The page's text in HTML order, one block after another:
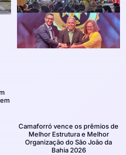
Camaforró vence os prêmios de
Melhor Estrutura e Melhor
Organização do São João da
Bahia 2026